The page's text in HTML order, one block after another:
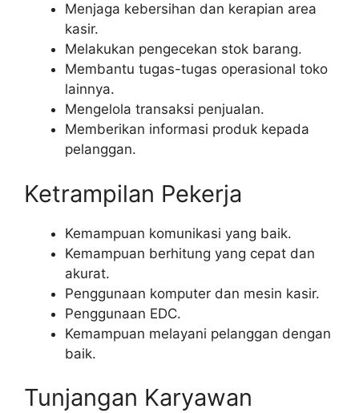
Menjaga kebersihan dan kerapian area
kasir.
Melakukan pengecekan stok barang.
Membantu tugas-tugas operasional toko
lainnya.
Mengelola transaksi penjualan.
Memberikan informasi produk kepada
pelanggan.
Ketrampilan Pekerja
Kemampuan komunikasi yang baik.
Kemampuan berhitung yang cepat dan
akurat.
Penggunaan komputer dan mesin kasir.
Penggunaan EDC.
Kemampuan melayani pelanggan dengan
baik.
Tunjangan Karyawan